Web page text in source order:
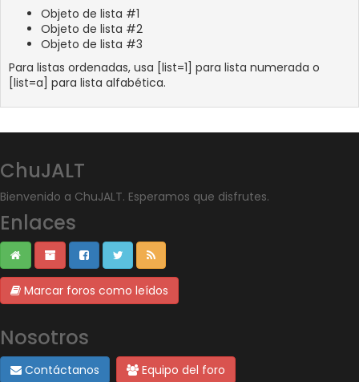
Objeto de lista #1
Objeto de lista #2
Objeto de lista #3
Para listas ordenadas, usa [list=1] para lista numerada o
[list=a] para lista alfabética.
ChuJALT
Bienvenido a ChuJALT. Esperamos que disfrutes.
Enlaces
Marcar foros como leídos
Nosotros
Contáctanos Equipo del foro